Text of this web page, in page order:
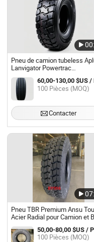
Pneu de camion tubeless
Lanvigator Powertrac
215/75r17.5/235/75r17.5/
vente directe d'usine pour
transport pneu TBR/pneu
TBR
100 Pièces (MOQ)
Contacter
Pneu TBR Premium Ansu
Acier Radial pour Camion et
9.5r17.5 215/75r17.5 235/
50,00-80,00 $US /
100 Pièces (MOQ)